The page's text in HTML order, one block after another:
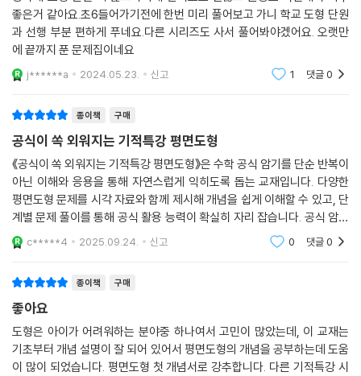
좋은거 같아요.초6들어가기전에 한번 미리 풀어보고 가니 학교 도형 단원
과 선행 부분 편하게 푸네요.다른 시리즈도 사서 풀어봐야겠어요. 오랫만
에 끝까지 푼 문제집이네요
j******a 2024.05.23. 신고 1 댓글0
종이책 구매
공식이 쏙 외워지는 기적특강 평면도형
《공식이 쏙 외워지는 기적특강 평면도형》은 수학 공식 암기를 단순 반복이
아닌 이해와 응용을 통해 자연스럽게 익히도록 돕는 교재입니다. 다양한
평면도형 문제를 시각 자료와 함께 제시해 개념을 쉽게 이해할 수 있고, 단
계별 문제 풀이를 통해 공식 활용 능력이 확실히 자리 잡습니다. 공식 암기
가 어려운 아이들도 재미있게 학습할 수 있도록 구성되어 있어, 시험 대비
는 물론 평
c*****4 2025.09.24. 신고 0 댓글0
종이책 구매
좋아요
도형은 아이가 어려워하는 분야중 하나여서 고민이 많았는데, 이 교재는
기초부터 개념 설명이 잘 되어 있어서 평면도형의 개념을 공부하는데 도움
이 많이 되었습니다. 평면도형 첫 개념서로 강추합니다. 다른 기적특강 시